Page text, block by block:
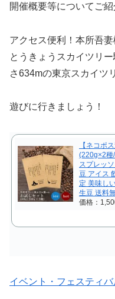
開催概要等についてご紹
アクセス便利！本所吾
とうきょうスカイツリ
さ634mの東京スカイツ
遊びに行きましょう！
【ネコポ
(220g×2種
スプレッ
豆 アイス
定 美味し
生豆 送料
価格：
イベント・フェスティバ